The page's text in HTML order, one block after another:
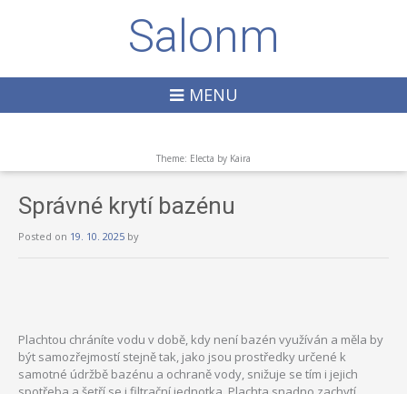
Salonm
MENU
Theme: Electa by Kaira
Správné krytí bazénu
Posted on 19. 10. 2025 by
Plachtou chráníte vodu v době, kdy není bazén využíván a měla by
být samozřejmostí stejně tak, jako jsou prostředky určené k
samotné údržbě bazénu a ochraně vody, snižuje se tím i jejich